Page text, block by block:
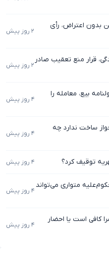
حکم تمکین بدون اعتراض، رأی
۲ روز پیش
قرار منع تعقیب صادر
۲ روز پیش
بیع، معامله را
۴ روز پیش
ساخت ندارد چه
۴ روز پیش
توقیف کرد؟ ۴ روز پیش
متواری می‌تواند
۴ روز پیش
کافی است یا احضار
۴ روز پیش